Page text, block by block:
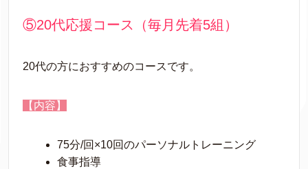
⑤20代応援コース（毎月先着5組）
20代の方におすすめのコースです。
【内容】
75分/回×10回のパーソナルトレーニング
食事指導